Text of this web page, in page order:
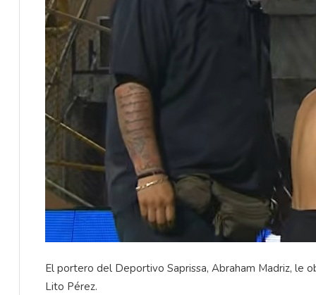
El portero del Deportivo Saprissa, Abraham Madriz, le
Lito Pérez.